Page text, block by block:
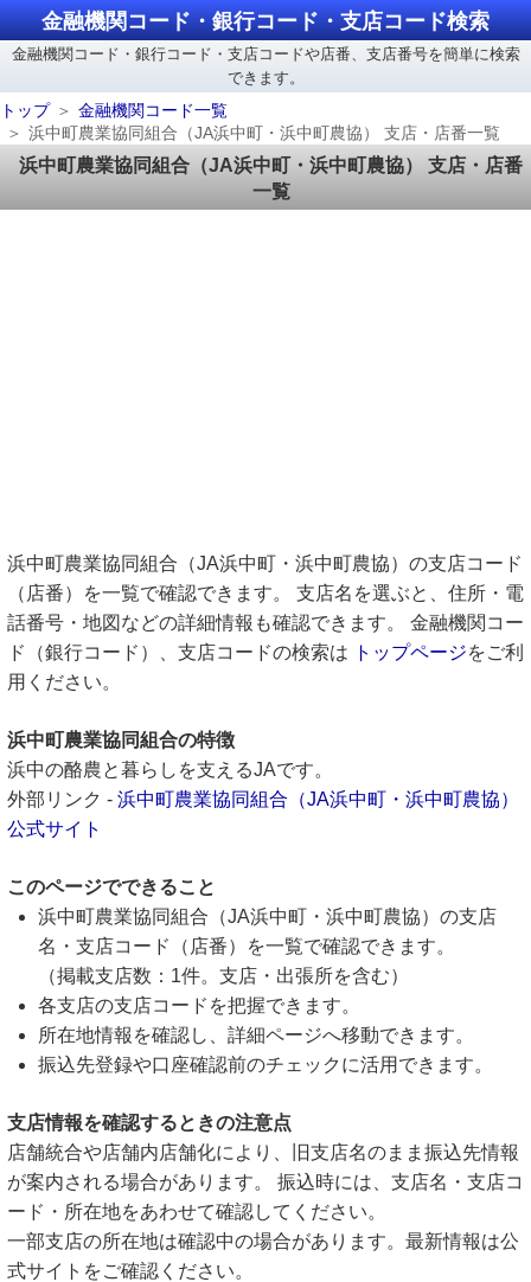
金融機関コード・銀行コード・支店コード検索
金融機関コード・銀行コード・支店コードや店番、支店番号を簡単に検索
できます。
トップ
金融機関コード一覧
浜中町農業協同組合（JA浜中町・浜中町農協） 支店・店番一覧
浜中町農業協同組合（JA浜中町・浜中町農協） 支店・店番
一覧
浜中町農業協同組合（JA浜中町・浜中町農協）の支店コード
（店番）を一覧で確認できます。 支店名を選ぶと、住所・電
話番号・地図などの詳細情報も確認できます。 金融機関コー
ド（銀行コード）、支店コードの検索は
トップページをご利
用ください。
浜中町農業協同組合の特徴
浜中の酪農と暮らしを支えるJAです。
外部リンク - 浜中町農業協同組合（JA浜中町・浜中町農協）
公式サイト
このページでできること
浜中町農業協同組合（JA浜中町・浜中町農協）の支店
名・支店コード（店番）を一覧で確認できます。
（掲載支店数：1件。支店・出張所を含む）
各支店の支店コードを把握できます。
所在地情報を確認し、詳細ページへ移動できます。
振込先登録や口座確認前のチェックに活用できます。
支店情報を確認するときの注意点
店舗統合や店舗内店舗化により、旧支店名のまま振込先情報
が案内される場合があります。 振込時には、支店名・支店コ
ード・所在地をあわせて確認してください。
一部支店の所在地は確認中の場合があります。最新情報は公
式サイトをご確認ください。